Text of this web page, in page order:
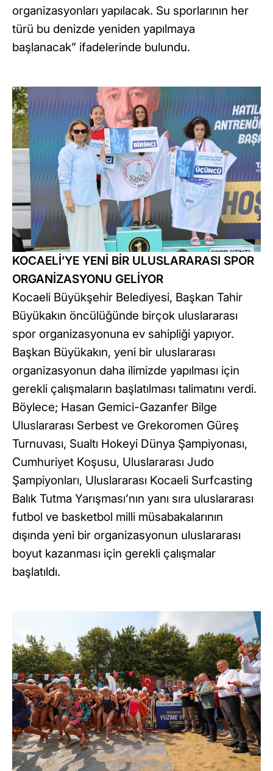
organizasyonları yapılacak. Su sporlarının her
türü bu denizde yeniden yapılmaya
başlanacak” ifadelerinde bulundu.
KOCAELİ’YE YENİ BİR ULUSLARARASI SPOR
ORGANİZASYONU GELİYOR
Kocaeli Büyükşehir Belediyesi, Başkan Tahir
Büyükakın öncülüğünde birçok uluslararası
spor organizasyonuna ev sahipliği yapıyor.
Başkan Büyükakın, yeni bir uluslararası
organizasyonun daha ilimizde yapılması için
gerekli çalışmaların başlatılması talimatını verdi.
Böylece; Hasan Gemici-Gazanfer Bilge
Uluslararası Serbest ve Grekoromen Güreş
Turnuvası, Sualtı Hokeyi Dünya Şampiyonası,
Cumhuriyet Koşusu, Uluslararası Judo
Şampiyonları, Uluslararası Kocaeli Surfcasting
Balık Tutma Yarışması’nın yanı sıra uluslararası
futbol ve basketbol milli müsabakalarının
dışında yeni bir organizasyonun uluslararası
boyut kazanması için gerekli çalışmalar
başlatıldı.